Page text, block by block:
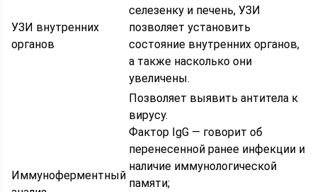
УЗИ внутренних
органов
селезенку и печень, УЗИ
позволяет установить
состояние внутренних органов,
а также насколько они
увеличены.
Иммуноферментный
Позволяет выявить антитела к
вирусу.
Фактор IgG — говорит об
перенесенной ранее инфекции и
наличие иммунологической
памяти;